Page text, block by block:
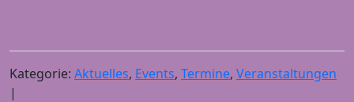
Kategorie: Aktuelles, Events, Termine, Veranstaltungen
|